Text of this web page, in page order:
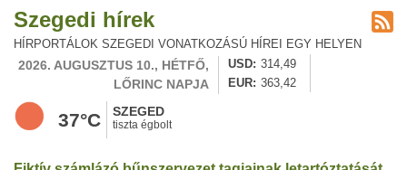
Szegedi hírek
HÍRPORTÁLOK SZEGEDI VONATKOZÁSÚ HÍREI EGY HELYEN
2026. AUGUSZTUS 10., HÉTFŐ,
LŐRINC NAPJA
USD
314,49
EUR
363,42
37°C SZEGED
tiszta égbolt